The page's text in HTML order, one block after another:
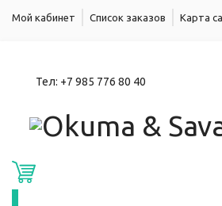
Мой кабинет Список заказов Карта
Тел: +7 985 776 80 40